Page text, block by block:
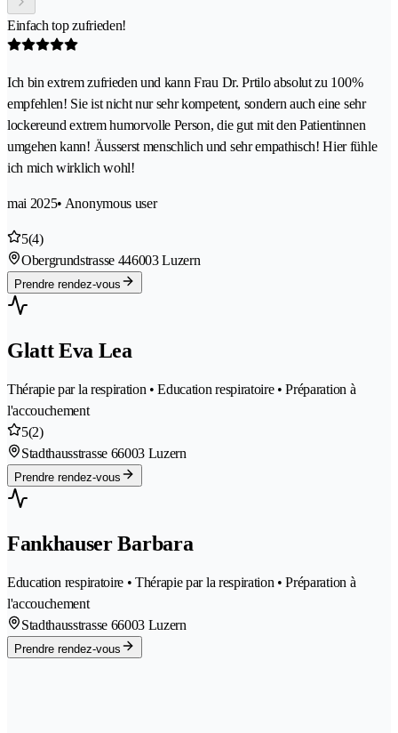
Einfach top zufrieden!
Ich bin extrem zufrieden und kann Frau Dr. Prtilo absolut zu 100%
empfehlen! Sie ist nicht nur sehr kompetent, sondern auch eine sehr
lockereund extrem humorvolle Person, die gut mit den Patientinnen
umgehen kann! Äusserst menschlich und sehr empathisch! Hier fühle
ich mich wirklich wohl!
mai 2025• Anonymous user
5(4)
Obergrundstrasse 446003 Luzern
Prendre rendez-vous
Glatt Eva Lea
Thérapie par la respiration • Education respiratoire • Préparation à
l'accouchement
5(2)
Stadthausstrasse 66003 Luzern
Prendre rendez-vous
Fankhauser Barbara
Education respiratoire • Thérapie par la respiration • Préparation à
l'accouchement
Stadthausstrasse 66003 Luzern
Prendre rendez-vous